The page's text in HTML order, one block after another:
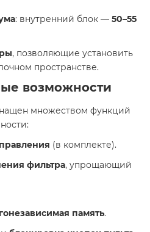
: внутренний блок — 50–55
, позволяющие установить
пространстве.
возможности
множеством функций
(в комплекте).
фильтра, упрощающий
память.